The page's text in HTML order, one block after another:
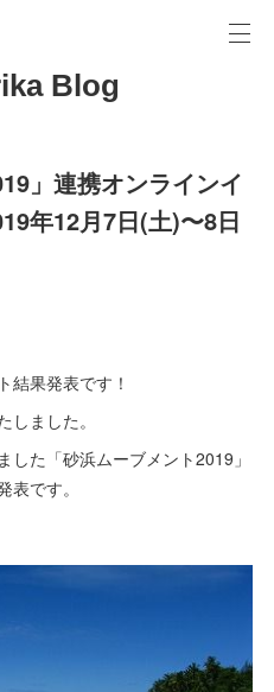
Blog
」連携オンラインイ
年12月7日(土)〜8日
結果発表です！
ました。
た「砂浜ムーブメント2019」
です。